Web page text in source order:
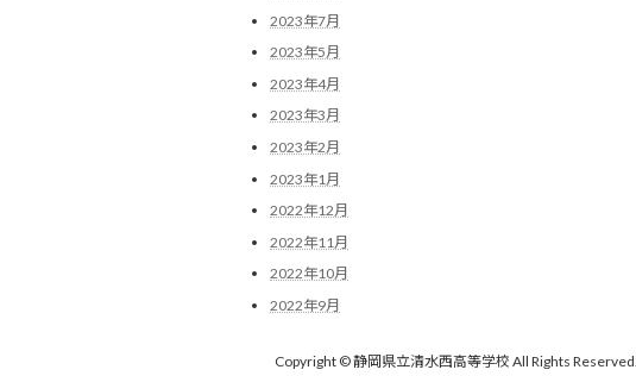
2023年7月
2023年5月
2023年4月
2023年3月
2023年2月
2023年1月
2022年12月
2022年11月
2022年10月
2022年9月
Copyright © 静岡県立清水西高等学校 All Rights Reserved.